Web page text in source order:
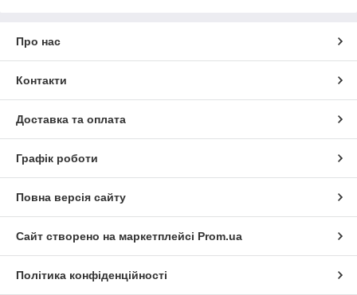
Про нас
Контакти
Доставка та оплата
Графік роботи
Повна версія сайту
Сайт створено на маркетплейсі Prom.ua
Політика конфіденційності